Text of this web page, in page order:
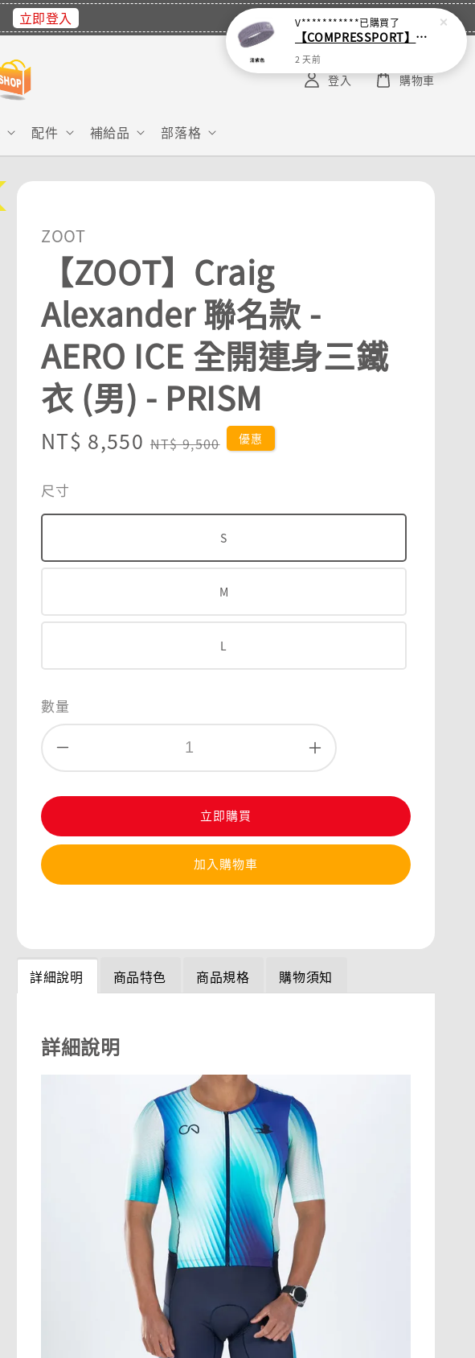
立即登入
配件 補給品 部落格
登入 購物車
ZOOT
【ZOOT】Craig
Alexander 聯名款 -
AERO ICE 全開連身三鐵
衣 (男) - PRISM
Sale
NT$ 8,550 Regular
NT$ 9,500 優惠
尺寸
S
M
L
數量
立即購買
加入購物車
詳細說明 商品特色 商品規格 購物須知
詳細說明
V***********已購買了
【COMPRESSPORT】窄版止汗呼吸頭帶2.0_【零碼】
2 天前